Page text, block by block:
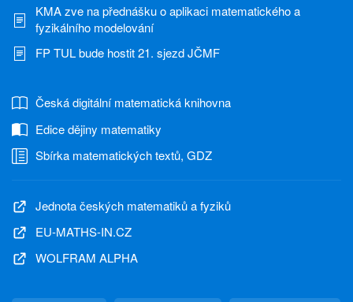
KMA zve na přednášku o aplikaci matematického a
fyzikálního modelování
FP TUL bude hostit 21. sjezd JČMF
Česká digitální matematická knihovna
Edice dějiny matematiky
Sbírka matematických textů, GDZ
Jednota českých matematiků a fyziků
EU-MATHS-IN.CZ
WOLFRAM ALPHA